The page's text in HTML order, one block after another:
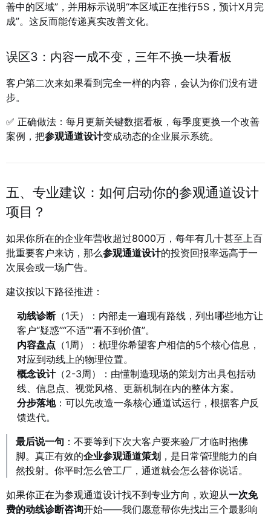
善中的区域”，并用标示说明“本区域正在推行5S，预计X月完
成”。这反而能传递真实改善文化。
误区3：内容一成不变，三年不换一块看板
客户第二次来如果看到完全一样的内容，会认为你们没有进
步。
✅ 正确做法：每月更新关键数据看板，每季度更换一个改善
案例，把参观通道设计变成动态的企业展示系统。
五、专业建议：如何启动你的参观通道设计
项目？
如果你所在的企业年营收超过8000万，每年有几十甚至上百
批重要客户来访，那么参观通道设计的投资回报率远高于一
次展会或一场广告。
建议按以下路径推进：
动线诊断（1天）：内部走一遍现有路线，列出哪些地方让
客户“疑惑”“不适”“看不到价值”。
内容盘点 （1周）：梳理你希望客户相信的5个核心信息，
对应到动线上的物理位置。
概念设计（2-3周）：由懂制造现场的策划方出具包括动
线、信息点、视觉风格、更新机制在内的整体方案。
分步落地：可以先改造一条核心通道试运行，根据客户反
馈迭代。
最后说一句 ：不要等到下次大客户要来验厂才临时抱佛
脚。真正有效的企业参观通道策划 ，是日常管理能力的自
然投射。你平时怎么管工厂，通道就会怎么替你说话。
如果你正在为参观通道设计找不到专业方向，欢迎从一次免
费的动线诊断咨询开始——我们愿意帮你先找出三个最影响